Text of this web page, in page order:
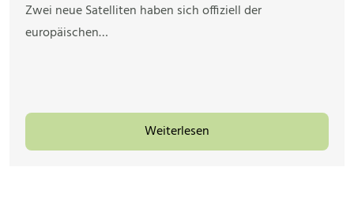
Zwei neue Satelliten haben sich offiziell der
europäischen…
Weiterlesen